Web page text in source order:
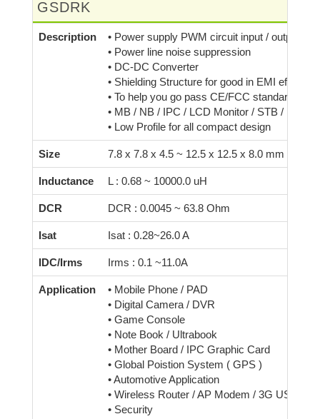
GSDRK
Description
• Power supply PWM circuit input / output
• Power line noise suppression
• DC-DC Converter
• Shielding Structure for good in EMI effect
• To help you go pass CE/FCC standard
• MB / NB / IPC / LCD Monitor / STB /
• Low Profile for all compact design
Size 7.8 x 7.8 x 4.5 ~ 12.5 x 12.5 x 8.0 mm
Inductance L : 0.68 ~ 10000.0 uH
DCR DCR : 0.0045 ~ 63.8 Ohm
Isat Isat : 0.28~26.0 A
IDC/Irms Irms : 0.1 ~11.0A
Application
• Mobile Phone / PAD
• Digital Camera / DVR
• Game Console
• Note Book / Ultrabook
• Mother Board / IPC Graphic Card
• Global Poistion System ( GPS )
• Automotive Application
• Wireless Router / AP Modem / 3G USB
• Security